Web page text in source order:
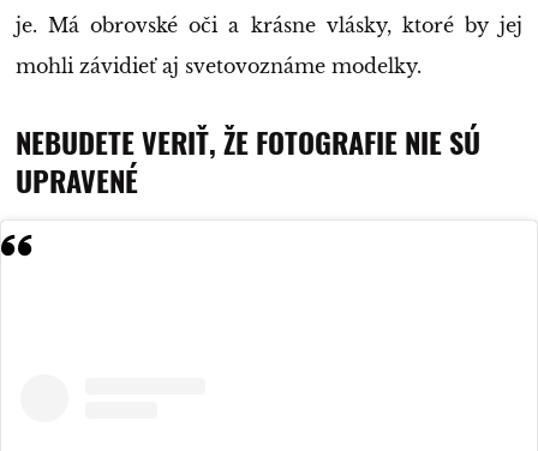
je. Má obrovské oči a krásne vlásky, ktoré by jej
mohli závidieť aj svetovoznáme modelky.
NEBUDETE VERIŤ, ŽE FOTOGRAFIE NIE SÚ
UPRAVENÉ